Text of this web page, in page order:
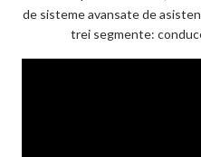
de sisteme avansate de
trei segmente: